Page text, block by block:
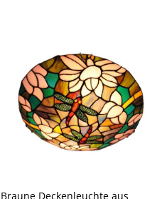
Braune Deckenleuchte aus